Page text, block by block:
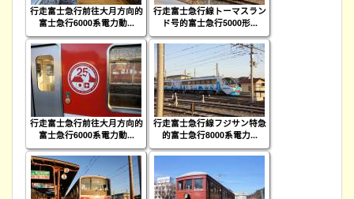
行走富士急行前往大月方向的
富士急行6000系電力動...
行走富士急行線トーマスラン
ド号的富士急行5000形...
行走富士急行前往大月方向的
富士急行6000系電力動...
行走富士急行線フジサン特急
的富士急行8000系電力...